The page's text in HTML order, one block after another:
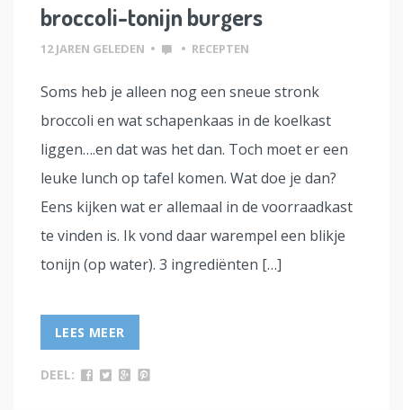
broccoli-tonijn burgers
12 JAREN GELEDEN • • RECEPTEN
Soms heb je alleen nog een sneue stronk
broccoli en wat schapenkaas in de koelkast
liggen….en dat was het dan. Toch moet er een
leuke lunch op tafel komen. Wat doe je dan?
Eens kijken wat er allemaal in de voorraadkast
te vinden is. Ik vond daar warempel een blikje
tonijn (op water). 3 ingrediënten […]
LEES MEER
DEEL: